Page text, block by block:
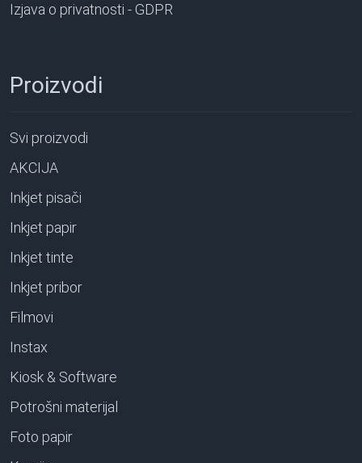
Izjava o privatnosti - GDPR
Proizvodi
Svi proizvodi
AKCIJA
Inkjet pisači
Inkjet papir
Inkjet tinte
Inkjet pribor
Filmovi
Instax
Kiosk & Software
Potrošni materijal
Foto papir